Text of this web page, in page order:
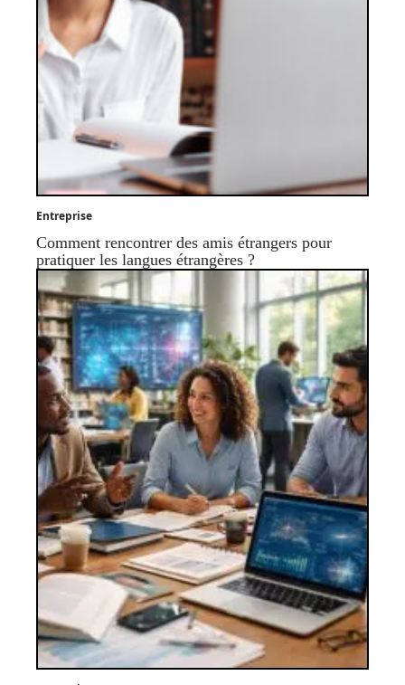
Entreprise
Comment rencontrer des amis étrangers pour
pratiquer les langues étrangères ?